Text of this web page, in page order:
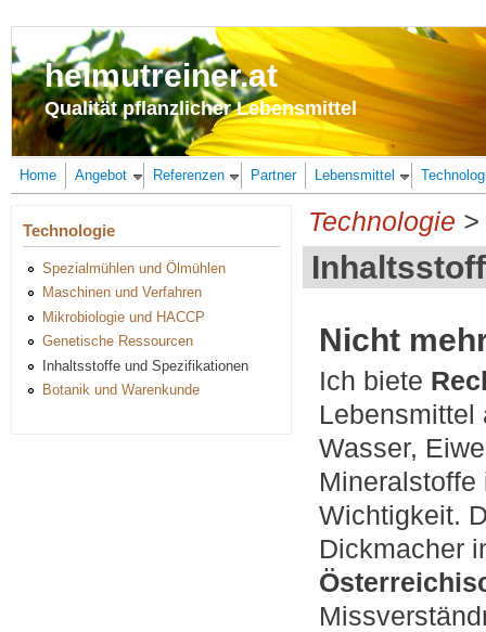
Direkt zum Inhalt
helmutreiner.at
Qualität pflanzlicher Lebensmittel
Home Angebot Referenzen Partner Lebensmittel
Technologie
Spezialmühlen und Ölmühlen
Maschinen und Verfahren
Mikrobiologie und HACCP
Genetische Ressourcen
Inhaltsstoffe und Spezifikationen
Botanik und Warenkunde
Technologie >
Nicht
Ich biete
Lebensmittel
Wasser,
Wichtigkeit.
Dickmacher